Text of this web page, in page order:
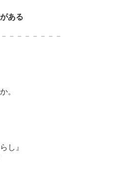
ある
－－－－－－－
。
し』